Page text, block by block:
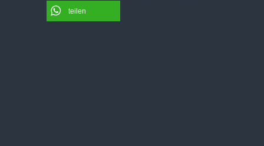
teilen